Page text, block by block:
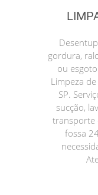
gordura,
ou
Limpeza
SP.
sucção,
transporte
fossa